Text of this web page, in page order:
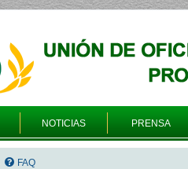
NOTICIAS PRENSA
FAQ